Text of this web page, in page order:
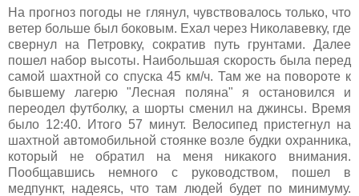
На прогноз погоды не глянул, чувствовалось только, что
ветер больше был боковым. Ехал через Николавевку, где
свернул на Петровку, сократив путь грунтами. Далее
пошел набор высоты. Наибольшая скорость была перед
самой шахтной со спуска 45 км/ч. Там же на повороте к
бывшему лагерю "Лесная поляна" я остановился и
переодел футболку, а шорты сменил на джинсы. Время
было 12:40. Итого 57 минут. Велосипед пристегнул на
шахтной автомобильной стоянке возле будки охранника,
который не обратил на меня никакого внимания.
Пообщавшись немного с руководством, пошел в
медпункт, надеясь, что там людей будет по минимуму.